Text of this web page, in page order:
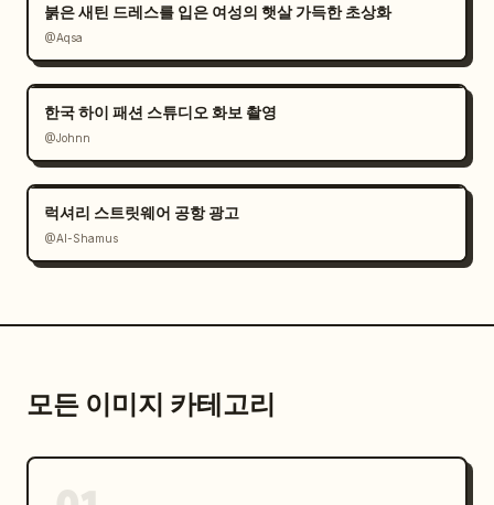
붉은 새틴 드레스를 입은 여성의 햇살 가득한 초상화
@Aqsa
한국 하이 패션 스튜디오 화보 촬영
@Johnn
럭셔리 스트릿웨어 공항 광고
@Al-Shamus
모든 이미지 카테고리